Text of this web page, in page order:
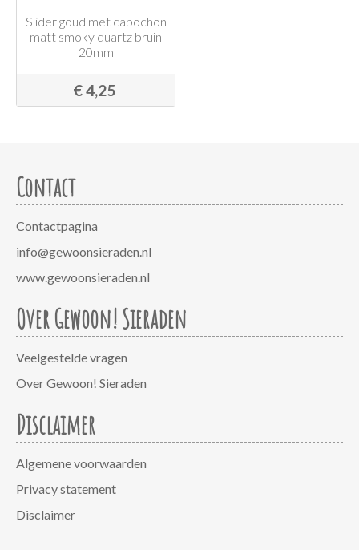
Slider goud met cabochon
matt smoky quartz bruin
20mm
€ 4,25
Contact
Contactpagina
info@gewoonsieraden.nl
www.gewoonsieraden.nl
Over Gewoon! Sieraden
Veelgestelde vragen
Over Gewoon! Sieraden
Disclaimer
Algemene voorwaarden
Privacy statement
Disclaimer